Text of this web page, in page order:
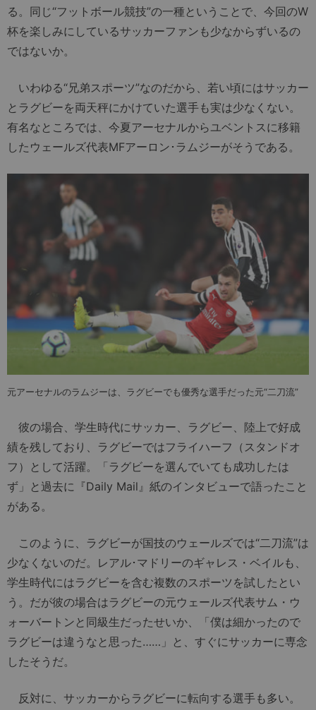
る。同じ“フットボール競技”の一種ということで、今回のW
杯を楽しみにしているサッカーファンも少なからずいるの
ではないか。
いわゆる“兄弟スポーツ”なのだから、若い頃にはサッカー
とラグビーを両天秤にかけていた選手も実は少なくない。
有名なところでは、今夏アーセナルからユベントスに移籍
したウェールズ代表MFアーロン･ラムジーがそうである。
元アーセナルのラムジーは、ラグビーでも優秀な選手だった元“二刀流”
彼の場合、学生時代にサッカー、ラグビー、陸上で好成
績を残しており、ラグビーではフライハーフ（スタンドオ
フ）として活躍。「ラグビーを選んでいても成功したは
ず」と過去に『Daily Mail』紙のインタビューで語ったこと
がある。
このように、ラグビーが国技のウェールズでは“二刀流”は
少なくないのだ。レアル･マドリーのギャレス・ベイルも、
学生時代にはラグビーを含む複数のスポーツを試したとい
う。だが彼の場合はラグビーの元ウェールズ代表サム・ウ
ォーバートンと同級生だったせいか、「僕は細かったので
ラグビーは違うなと思った……」と、すぐにサッカーに専念
したそうだ。
反対に、サッカーからラグビーに転向する選手も多い。